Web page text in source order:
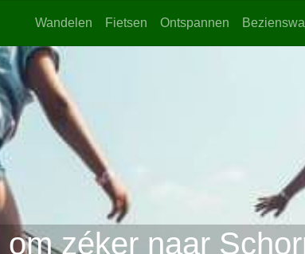
Wandelen Fietsen Ontspannen
zéker naar